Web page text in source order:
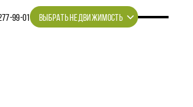
ВЫБРАТЬ НЕДВИЖИМОСТЬ